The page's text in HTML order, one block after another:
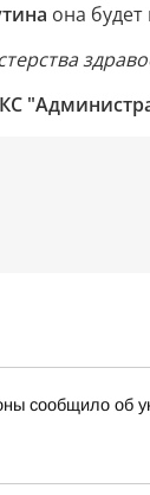
она
сообщило об